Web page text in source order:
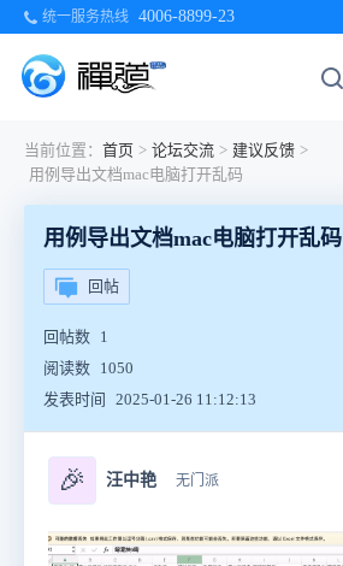
统一服务热线 4006-8899-23
当前位置： 首页 > 论坛交流 > 建议反馈 >
用例导出文档mac电脑打开乱码
用例导出文档mac电脑打开乱码
回帖
回帖数 1
阅读数 1050
发表时间
2025-01-26 11:12:13
🎉 汪中艳 无门派